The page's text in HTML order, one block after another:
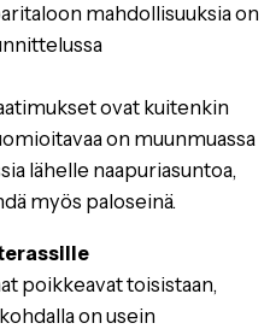
mahdollisuuksia on
ovat kuitenkin
on muunmuassa
lähelle naapuriasuntoa,
myös paloseinä.
poikkeavat toisistaan,
on usein